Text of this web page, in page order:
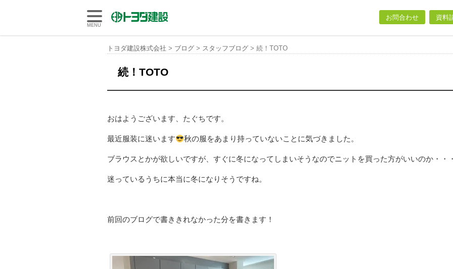
トヨダ建設株式会社
お問合わせ 資料
MENU
トヨダ建設株式会社 > ブログ > スタッフブログ > 続！TOTO
続！TOTO
おはようございます、たぐちです。
最近服装に迷います 秋の服をあまり持っていないことに気づきました。
ブラウスとかが欲しいですが、すぐに冬になってしまいそうなのでニットを買った方がいいのか・・・
迷っているうちに本当に冬になりそうですね。
前回のブログで書ききれなかった分を書きます！